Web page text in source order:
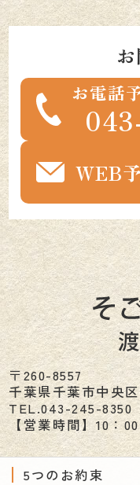
5つのお約束
お電話
WEB
〒260-8557
千葉県千葉市中央
TEL.043-245-8350
【営業時間】10：